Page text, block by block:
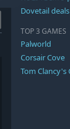
Dovetail deals
TOP 3 GAMES
Palworld
Corsair Cove
Tom Clancy's